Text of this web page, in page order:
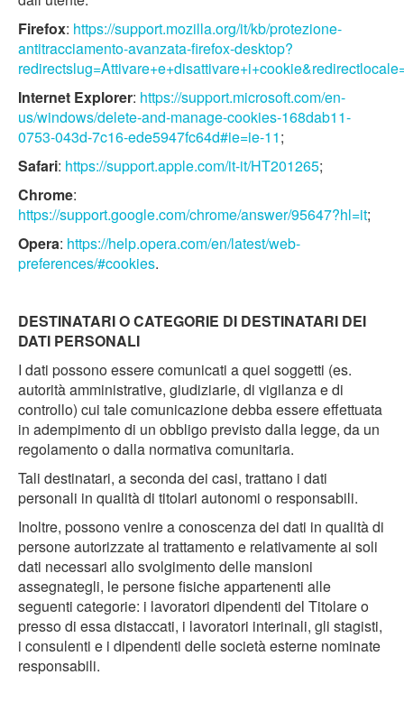
Firefox: https://support.mozilla.org/it/kb/protezione-
antitracciamento-avanzata-firefox-desktop?
Internet Explorer: https://support.microsoft.com/en-
us/windows/delete-and-manage-cookies-168dab11-
0753-043d-7c16-ede5947fc64d#ie=ie-11;
Safari: https://support.apple.com/it-it/HT201265;
Chrome:
https://support.google.com/chrome/answer/95647?hl=it;
Opera: https://help.opera.com/en/latest/web-
preferences/#cookies.
DESTINATARI O CATEGORIE DI DESTINATARI DEI
DATI PERSONALI
I dati possono essere comunicati a quei soggetti (es.
autorità amministrative, giudiziarie, di vigilanza e di
controllo) cui tale comunicazione debba essere effettuata
in adempimento di un obbligo previsto dalla legge, da un
regolamento o dalla normativa comunitaria.
Tali destinatari, a seconda dei casi, trattano i dati
personali in qualità di titolari autonomi o responsabili.
Inoltre, possono venire a conoscenza dei dati in qualità di
persone autorizzate al trattamento e relativamente ai soli
dati necessari allo svolgimento delle mansioni
assegnategli, le persone fisiche appartenenti alle
seguenti categorie: i lavoratori dipendenti del Titolare o
presso di essa distaccati, i lavoratori interinali, gli stagisti,
i consulenti e i dipendenti delle società esterne nominate
responsabili.